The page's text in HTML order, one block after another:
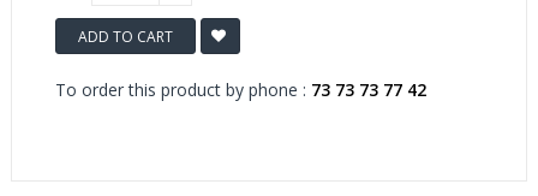
ADD TO CART
To order this product by phone : 73 73 73 77 42